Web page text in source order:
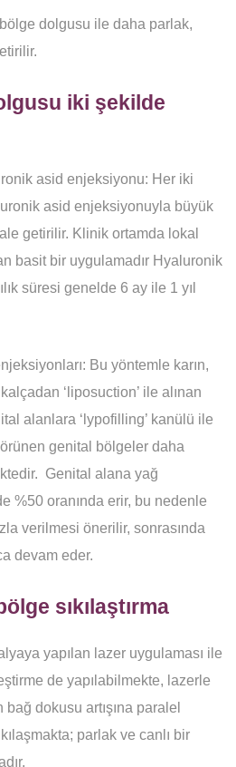
dolgusu ile daha parlak,
iki şekilde
asid enjeksiyonu: Her iki
asid enjeksiyonuyla büyük
getirilir. Klinik ortamda lokal
basit bir uygulamadır Hyaluronik
süresi genelde 6 ay ile 1 yıl
Bu yöntemle karın,
‘liposuction’ ile alınan
alanlara ‘lypofilling’ kanülü ile
genital bölgeler daha
Genital alana yağ
%50 oranında erir, bu nedenle
verilmesi önerilir, sonrasında
devam eder.
sıkılaştırma
yapılan lazer uygulaması ile
de yapılabilmekte, lazerle
dokusu artışına paralel
parlak ve canlı bir